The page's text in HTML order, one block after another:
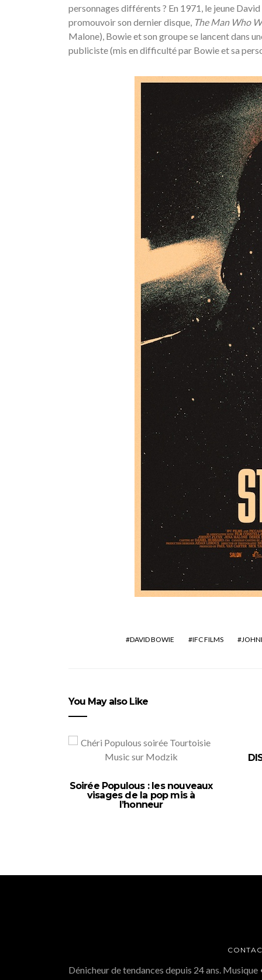
personnages différents ? En 1971, le jeune
promouvoir son dernier disque, The Man Who
Malone), Bowie et son groupe se lancent dans
publiciste (mis en difficulté par Bowie et sa
DAVID BOWIE IFC FILMS
You May also Like
Soirée Populous : les nouveaux
visages de la pop mis à
l’honneur
Dénicheur de tendances depuis 24 ans.